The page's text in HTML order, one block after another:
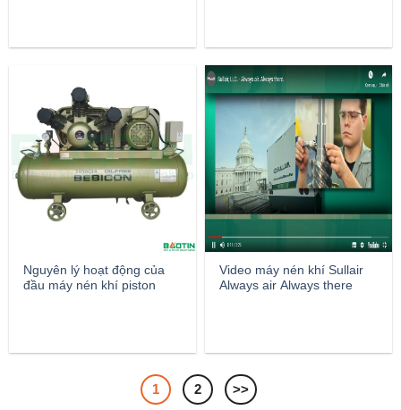
Nguyên lý hoạt động của
đầu máy nén khí piston
Video máy nén khí Sullair
Always air Always there
1 2 >>